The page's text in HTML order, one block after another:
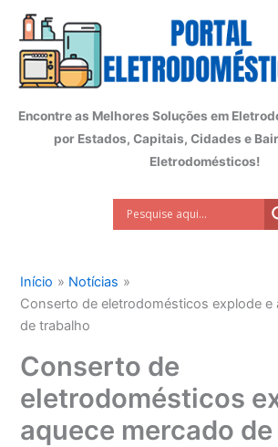
conteúdo
Encontre as Melhores Soluções em
por Estados, Capitais, Cidades e
Eletrodomésticos!
Início
Notícias
Conserto de eletrodomésticos explode e
de trabalho
Conserto de
eletrodomésticos
aquece mercado